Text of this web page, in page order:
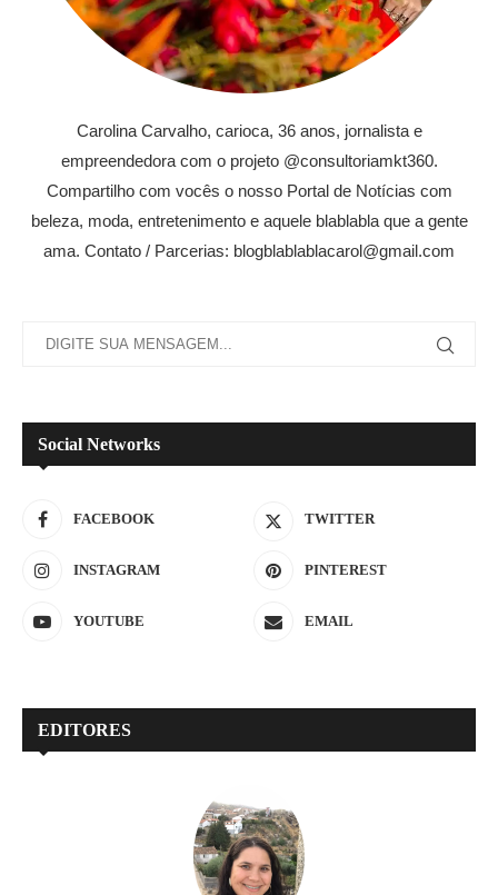
Carolina Carvalho, carioca, 36 anos, jornalista e
empreendedora com o projeto @consultoriamkt360.
Compartilho com vocês o nosso Portal de Notícias com
beleza, moda, entretenimento e aquele blablabla que a gente
ama. Contato / Parcerias: blogblablablacarol@gmail.com
Social Networks
FACEBOOK TWITTER
INSTAGRAM PINTEREST
YOUTUBE EMAIL
EDITORES